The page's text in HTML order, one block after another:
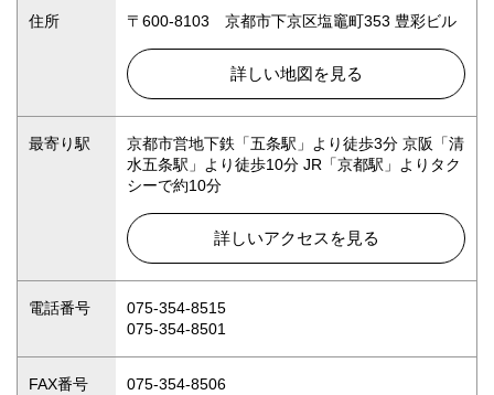
住所 〒600-8103 京都市下京区塩竈町353 豊彩ビル
詳しい地図を見る
最寄り駅
京都市営地下鉄「五条駅」より徒歩3分 京阪「清
水五条駅」より徒歩10分 JR「京都駅」よりタク
シーで約10分
詳しいアクセスを見る
電話番号
075-354-8515
075-354-8501
FAX番号 075-354-8506